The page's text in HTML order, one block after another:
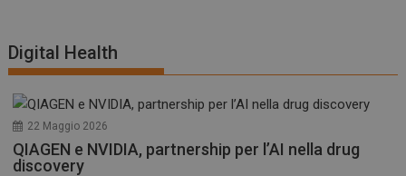
Digital Health
22 Maggio 2026
QIAGEN e NVIDIA, partnership per l’AI nella drug
discovery